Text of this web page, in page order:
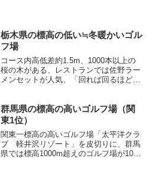
の暑さを逃れ、楽しくゴルフを満...
栃木県の標高の低い≒冬暖かいゴル
フ場
コース内高低差約1.5m、1000本以上の
桜の木がある、レストランでは佐野ラー
メンセットが人気、「回れば回るほど難
いました。Let's play golf!
群馬県の標高の高いゴルフ場（関
東1位）
関東一標高の高いゴルフ場「太平洋クラ
ブ 軽井沢リゾート」を皮切りに、群馬
県では標高1000m超えのゴルフ場が10コ